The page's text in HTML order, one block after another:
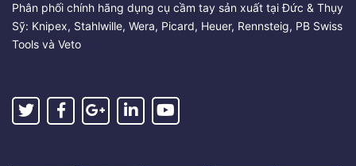
Phân phối chính hãng dụng cụ cầm tay sản xuất tại Đức & Thụy
Sỹ: Knipex, Stahlwille, Wera, Picard, Heuer, Rennsteig, PB Swiss
Tools và Veto